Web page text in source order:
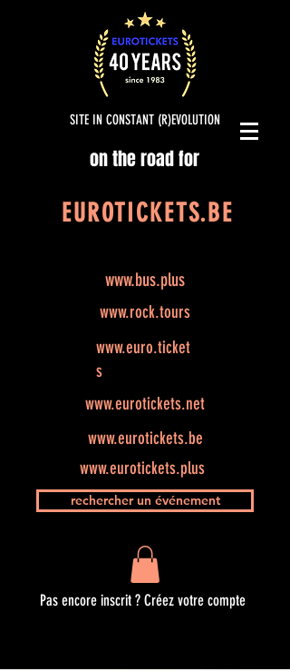
SITE IN CONSTANT (R)EVOLUTION
on the road for
EUROTICKETS.BE
www.bus.plus
www.rock.tours
www.euro.ticket
s
www.eurotickets.net
www.eurotickets.be
www.eurotickets.plus
rechercher un événement
Pas encore inscrit ? Créez votre compte